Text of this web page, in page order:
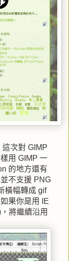
次對 GIMP
用 GIMP 一
的地方還有
不支援 PNG
橫幅轉成 gif
果你是用 IE
將繼續沿用